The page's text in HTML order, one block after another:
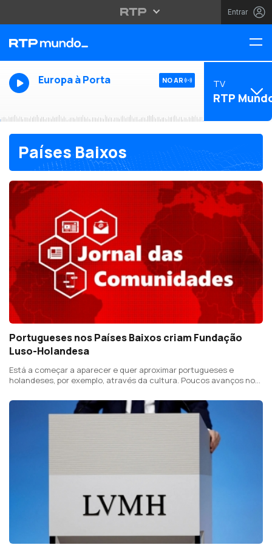
Entrar
Europa à Porta NO AR TV
RTP
Países Baixos
Portugueses nos Países Baixos criam Fundação
Luso-Holandesa
Está a começar a aparecer e quer aproximar portugueses e
holandeses, por exemplo, através da cultura. Poucos avanços no
Estrangeiro.